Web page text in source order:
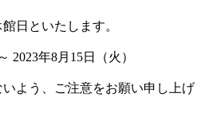
日といたします。
2023年8月15日（火）
よう、ご注意をお願い申し上げ